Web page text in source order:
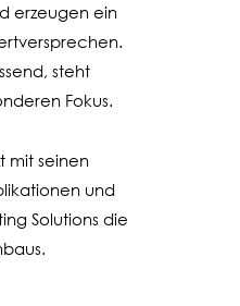
erzeugen ein
steht
Fokus.
mit seinen
und
Solutions die